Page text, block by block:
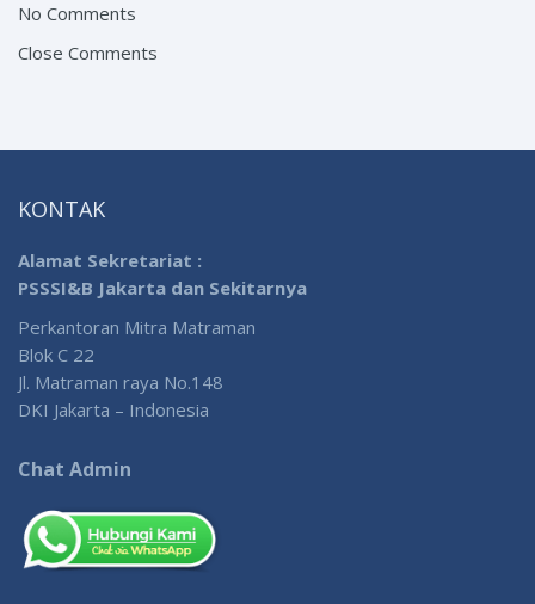
No Comments
Close Comments
KONTAK
Alamat Sekretariat :
PSSSI&B Jakarta dan Sekitarnya
Perkantoran Mitra Matraman
Blok C 22
Jl. Matraman raya No.148
DKI Jakarta – Indonesia
Chat Admin